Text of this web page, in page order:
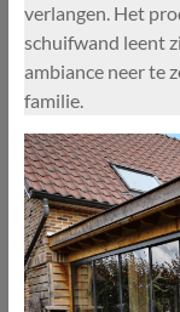
verlangen. Het
schuifwand leent
ambiance neer te
familie.